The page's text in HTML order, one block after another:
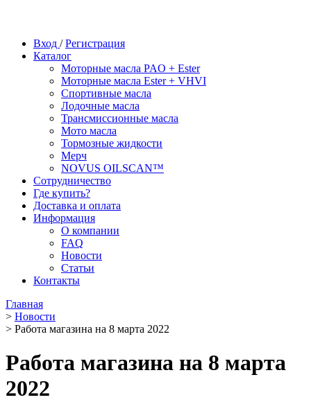
Вход /Регистрация
Каталог
Моторные масла PAO + Ester
Моторные масла Ester + VHVI
Спортивные масла
Лодочные масла
Трансмиссионные масла
Мото масла
Тормозные жидкости
Мерч
NOVUS OILSCAN™
Сотрудничество
Где купить?
Доставка и оплата
Информация
О компании
FAQ
Новости
Статьи
Контакты
Главная
> Новости
> Работа магазина на 8 марта 2022
Работа магазина на 8 марта
2022